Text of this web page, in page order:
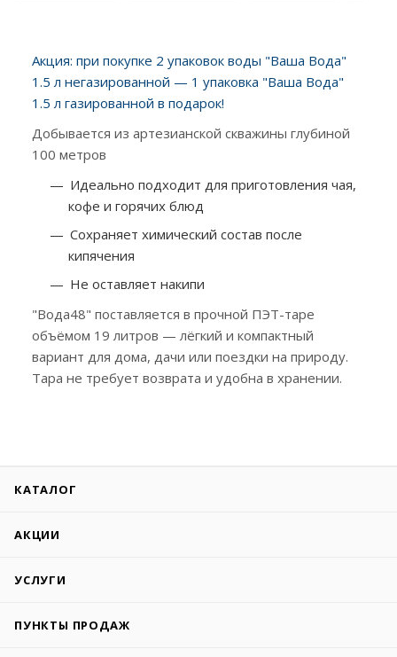
Акция: при покупке 2 упаковок воды "Ваша Вода"
1.5 л негазированной — 1 упаковка "Ваша Вода"
1.5 л газированной в подарок!
Добывается из артезианской скважины глубиной
100 метров
Идеально подходит для приготовления чая,
кофе и горячих блюд
Сохраняет химический состав после
кипячения
Не оставляет накипи
"Вода48" поставляется в прочной ПЭТ-таре
объёмом 19 литров — лёгкий и компактный
вариант для дома, дачи или поездки на природу.
Тара не требует возврата и удобна в хранении.
КАТАЛОГ
АКЦИИ
УСЛУГИ
ПУНКТЫ ПРОДАЖ